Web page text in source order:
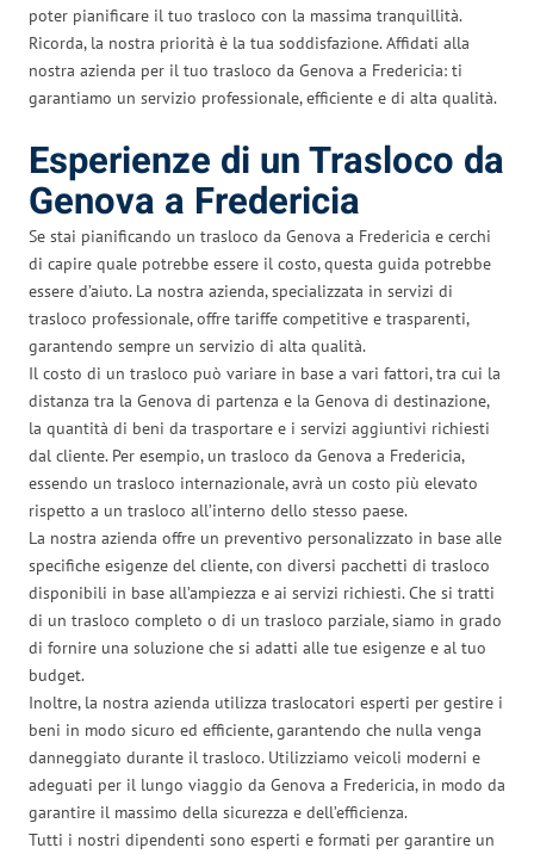
poter pianificare il tuo trasloco con la massima tranquillità.
Ricorda, la nostra priorità è la tua soddisfazione. Affidati alla
nostra azienda per il tuo trasloco da Genova a Fredericia: ti
garantiamo un servizio professionale, efficiente e di alta qualità.
Esperienze di un Trasloco da
Genova a Fredericia
Se stai pianificando un trasloco da Genova a Fredericia e cerchi
di capire quale potrebbe essere il costo, questa guida potrebbe
essere d’aiuto. La nostra azienda, specializzata in servizi di
trasloco professionale, offre tariffe competitive e trasparenti,
garantendo sempre un servizio di alta qualità.
Il costo di un trasloco può variare in base a vari fattori, tra cui la
distanza tra la Genova di partenza e la Genova di destinazione,
la quantità di beni da trasportare e i servizi aggiuntivi richiesti
dal cliente. Per esempio, un trasloco da Genova a Fredericia,
essendo un trasloco internazionale, avrà un costo più elevato
rispetto a un trasloco all’interno dello stesso paese.
La nostra azienda offre un preventivo personalizzato in base alle
specifiche esigenze del cliente, con diversi pacchetti di trasloco
disponibili in base all’ampiezza e ai servizi richiesti. Che si tratti
di un trasloco completo o di un trasloco parziale, siamo in grado
di fornire una soluzione che si adatti alle tue esigenze e al tuo
budget.
Inoltre, la nostra azienda utilizza traslocatori esperti per gestire i
beni in modo sicuro ed efficiente, garantendo che nulla venga
danneggiato durante il trasloco. Utilizziamo veicoli moderni e
adeguati per il lungo viaggio da Genova a Fredericia, in modo da
garantire il massimo della sicurezza e dell’efficienza.
Tutti i nostri dipendenti sono esperti e formati per garantire un